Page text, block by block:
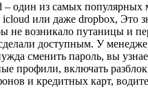
– один из самых
или даже dropbox, Это
возникало путаницы и
доступным. У
сменить пароль, вы
профили, включать
и кредитных карт,